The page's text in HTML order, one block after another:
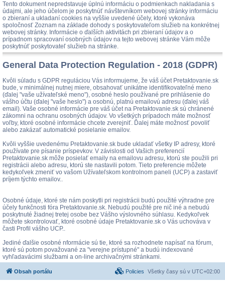
Tento dokument nepredstavuje úplnú informáciu o podmienkach nakladania s
údajmi, ale jeho účelom je poskytnúť návštevníkom webovej stránky informáciu
o zbieraní a ukladaní cookies na vyššie uvedené účely, ktoré vykonáva
spoločnosť Zoznam na základe dohody s poskytovateľom služieb na konkrétnej
webovej stránky. Informácie o ďalších aktivitách pri zbieraní údajov a o
prípadnom spracovaní osobných údajov na tejto webovej stránke Vám môže
poskytnúť poskytovateľ služieb na stránke.
General Data Protection Regulation - 2018 (GDPR)
Kvôli súladu s GDPR reguláciou Vás informujeme, že váš účet Pretaktovanie.sk
bude, v minimálnej nutnej miere, obsahovať unikátne identifikovateľné meno
(ďalej "vaše užívateľské meno"), osobné heslo používané pre prihlásenie do
vášho účtu (ďalej "vaše heslo") a osobnú, platnú emailovú adresu (ďalej váš
email). Vaše osobné informácie pre váš účet na Pretaktovanie.sk sú chránené
zákomni na ochranu osobných údajov. Vo všetkých prípadoch máte možnosť
voľby, ktoré osobné informácie chcete zverejniť. Ďalej máte možnosť povoliť
alebo zakázať automatické posielanie emailov.
Kvôli vyššie uvedenému Pretaktovanie.sk bude ukladať všetky IP adresy, ktoré
používate pre písanie príspevkov. V závislosti od Vašich preferencií
Pretaktovanie.sk môže posielať emaily na emailovu adresu, ktorú ste použili pri
registrácii alebo adresu, ktorú ste nastavili potom. Tieto preferencie môžete
kedykoľvek zmeniť vo vašom Užívateľskom kontrolnom paneli (UCP) a zastaviť
príjem týchto emailov..
Osobné údaje, ktoré ste nám poskytli pri registrácii budú použité výhradne pre
účely funkčnosti fóra Pretaktovanie.sk. Nebudú použité pre nič iné a nebudú
poskytnuté žiadnej tretej osobe bez Vášho výslovného súhlasu. Kedykoľvek
môžete skontrolovať, ktoré osobné údaje Pretaktovanie.sk o Vás uchováva v
časti Profil vášho UCP..
Jediné ďalšie osobné nformácie sú tie, ktoré sa rozhodnete napísať na fórum,
ktoré sú potom považované za "verejne prístupné" a budú indexované
vyhľadavácimi službami a on-line archivačnými stránkami.
Obsah portálu Všetky časy sú v UTC+02:00
Policies